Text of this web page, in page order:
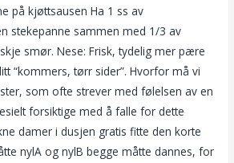
på kjøttsausen Ha 1 ss av
stekepanne sammen med 1/3 av
smør. Nese: Frisk, tydelig mer pære
“kommers, tørr sider”. Hvorfor må vi
som ofte strever med følelsen av en
forsiktige med å falle for dette
damer i dusjen gratis fitte den korte
nylA og nylB begge måtte dannes, for